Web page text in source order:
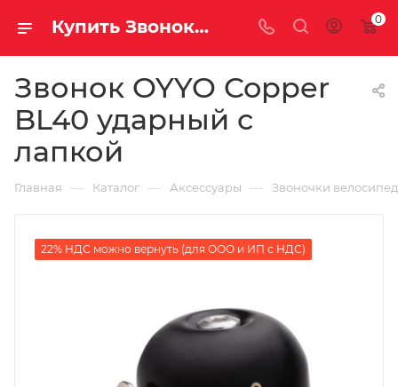
Купить Звонок OYYO Copper BL40 ударный с лапкой за рублей, а со скидкой 0
Звонок OYYO Copper
BL40 ударный с
лапкой
Главная — Каталог — Аксессуары — Звоночки
22% НДС можно вернуть (для ООО и ИП с НДС)